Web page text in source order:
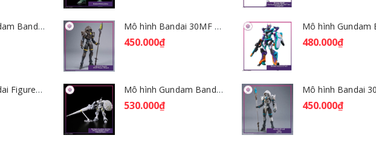
Mô hình Gundam Bandai HGGQ Rick Dom (Gaia / Ortega) 1/144 [GDB] [BHG] Mô hình Bandai 30MF Rosan Wizard [GDB] [30MF]
450.000₫ 480.000₫
Mô hình Bandai Figure-rise Standard Nyaan - Gundam GQuuuuuuX [GDB] [FRS] Mô hình Gundam Bandai HGGQ Xavier's Gyan Hakuji-Packs 1/144 [GDB] [BHG]
530.000₫ 450.000₫